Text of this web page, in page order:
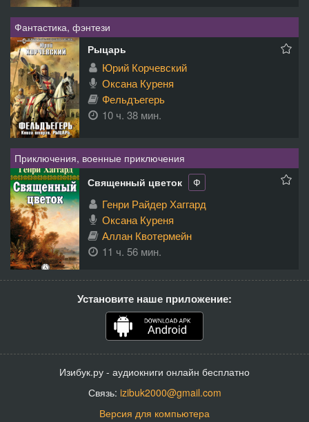
Фантастика, фэнтези
Рыцарь
Юрий Корчевский
Оксана Куреня
Фельдъегерь
10 ч. 38 мин.
Приключения, военные приключения
Священный цветок
Ф
Генри Райдер Хаггард
Оксана Куреня
Аллан Квотермейн
11 ч. 56 мин.
Установите наше приложение:
Изибук.ру - аудиокниги онлайн бесплатно
Связь: izibuk2000@gmail.com
Версия для компьютера